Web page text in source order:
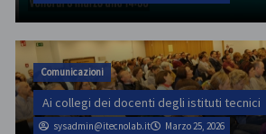
Comunicazioni
Ai collegi dei docenti degli istituti tecnici
sysadmin@itecnolab.it Marzo 25, 2026